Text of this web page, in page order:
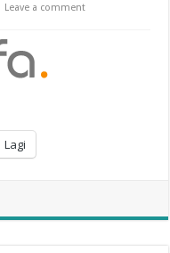
Leave a comment
Lagi